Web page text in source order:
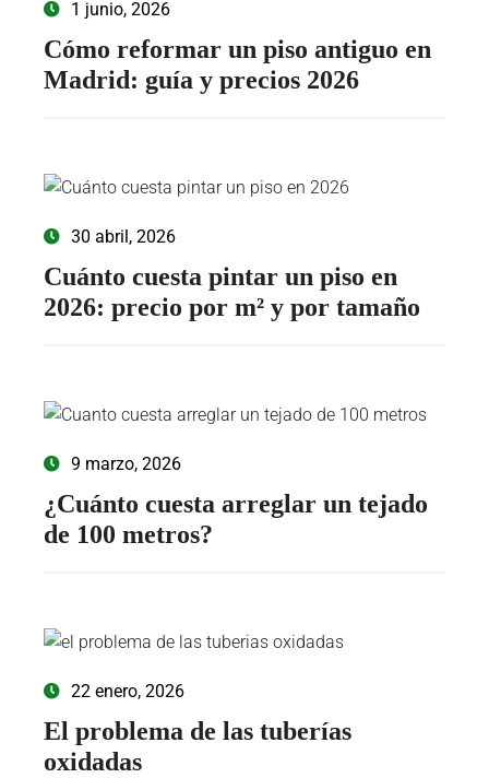
1 junio, 2026
Cómo reformar un piso antiguo en
Madrid: guía y precios 2026
30 abril, 2026
Cuánto cuesta pintar un piso en
2026: precio por m² y por tamaño
9 marzo, 2026
¿Cuánto cuesta arreglar un tejado
de 100 metros?
22 enero, 2026
El problema de las tuberías
oxidadas